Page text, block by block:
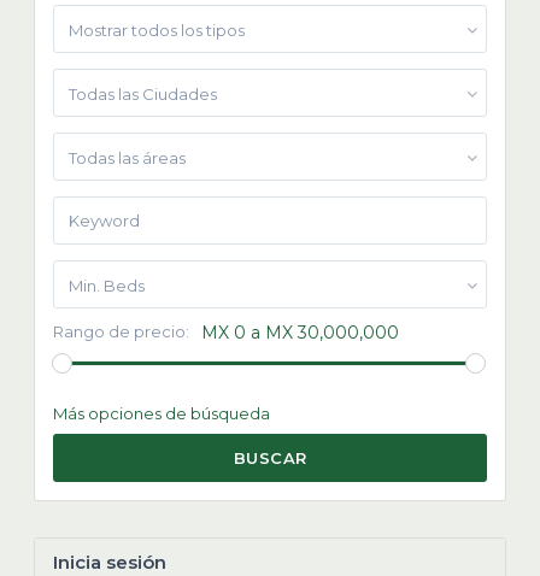
Mostrar todos los tipos
Todas las Ciudades
Todas las áreas
Min. Beds
Rango de precio: MX 0 a MX 30,000,000
Más opciones de búsqueda
BUSCAR
Inicia sesión